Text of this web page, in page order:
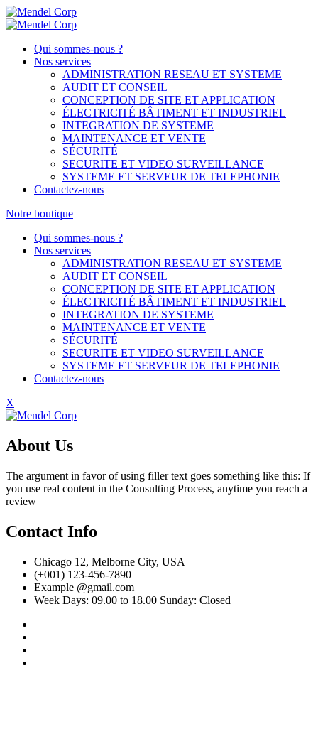
Qui sommes-nous ?
Nos services
ADMINISTRATION RESEAU ET SYSTEME
AUDIT ET CONSEIL
CONCEPTION DE SITE ET APPLICATION
ÉLECTRICITÉ BÂTIMENT ET INDUSTRIEL
INTEGRATION DE SYSTEME
MAINTENANCE ET VENTE
SÉCURITÉ
SECURITE ET VIDEO SURVEILLANCE
SYSTEME ET SERVEUR DE TELEPHONIE
Contactez-nous
Notre boutique
Qui sommes-nous ?
Nos services
ADMINISTRATION RESEAU ET SYSTEME
AUDIT ET CONSEIL
CONCEPTION DE SITE ET APPLICATION
ÉLECTRICITÉ BÂTIMENT ET INDUSTRIEL
INTEGRATION DE SYSTEME
MAINTENANCE ET VENTE
SÉCURITÉ
SECURITE ET VIDEO SURVEILLANCE
SYSTEME ET SERVEUR DE TELEPHONIE
Contactez-nous
X
About Us
The argument in favor of using filler text goes something like this: If
you use real content in the Consulting Process, anytime you reach a
review
Contact Info
Chicago 12, Melborne City, USA
(+001) 123-456-7890
Example @gmail.com
Week Days: 09.00 to 18.00 Sunday: Closed